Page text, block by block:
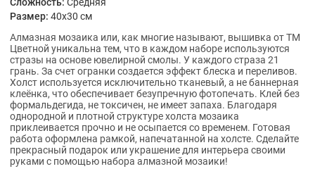
Размер: 40x30 см
Алмазная мозаика или, как многие называют, вышивка от ТМ
Цветной уникальна тем, что в каждом наборе используются
стразы на основе ювелирной смолы. У каждого страза 21
грань. За счет огранки создается эффект блеска и переливов.
Холст используется исключительно тканевый, а не баннерная
клеёнка, что обеспечивает безупречную фотопечать. Клей без
формальдегида, не токсичен, не имеет запаха. Благодаря
однородной и плотной структуре холста мозаика
приклеивается прочно и не осыпается со временем. Готовая
работа оформлена рамкой, напечатанной на холсте. Сделайте
прекрасный подарок или украшение для интерьера своими
руками с помощью набора алмазной мозаики!